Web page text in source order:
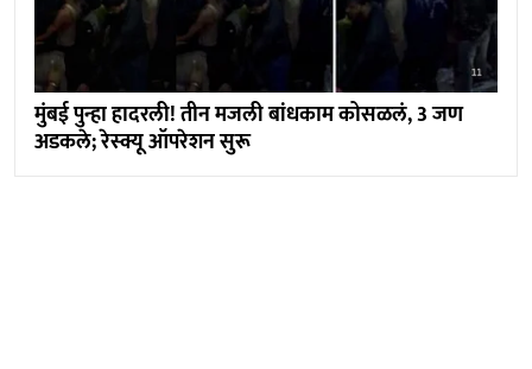
मुंबई पुन्हा हादरली! तीन मजली बांधकाम कोसळलं, 3 जण
अडकले; रेस्क्यू ऑपरेशन सुरू